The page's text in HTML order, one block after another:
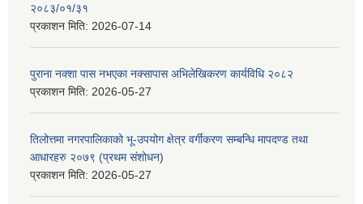
२०८३/०१/३१
प्रकाशन मिति: 2026-07-14
पुराना नक्शा पास नभएका नक्सापास अभिलेखिकरण कार्यविधि २०८२
प्रकाशन मिति: 2026-05-27
तिलोत्तमा नगरपालिकाको भू-उपयोग क्षेत्र वर्गीकरण सम्बन्धि मापदण्ड तथा
आधारहरु २०७९ (प्रथम संशोधन)
प्रकाशन मिति: 2026-05-27